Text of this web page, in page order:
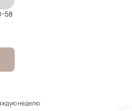
58
неделю